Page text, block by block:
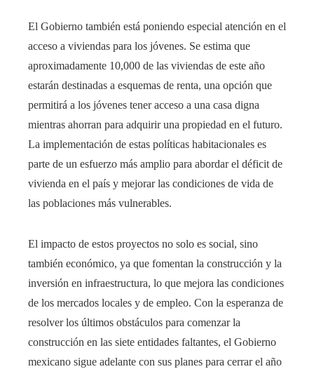
El Gobierno también está poniendo especial atención en el
acceso a viviendas para los jóvenes. Se estima que
aproximadamente 10,000 de las viviendas de este año
estarán destinadas a esquemas de renta, una opción que
permitirá a los jóvenes tener acceso a una casa digna
mientras ahorran para adquirir una propiedad en el futuro.
La implementación de estas políticas habitacionales es
parte de un esfuerzo más amplio para abordar el déficit de
vivienda en el país y mejorar las condiciones de vida de
las poblaciones más vulnerables.
El impacto de estos proyectos no solo es social, sino
también económico, ya que fomentan la construcción y la
inversión en infraestructura, lo que mejora las condiciones
de los mercados locales y de empleo. Con la esperanza de
resolver los últimos obstáculos para comenzar la
construcción en las siete entidades faltantes, el Gobierno
mexicano sigue adelante con sus planes para cerrar el año